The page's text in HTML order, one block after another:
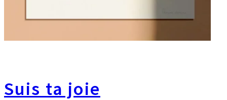
Suis ta joie